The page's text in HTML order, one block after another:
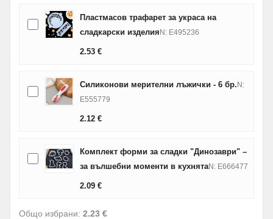
Пластмасов трафарет за украса на
сладкарски изделияN: E495236
2.53 €
Силиконови мерителни лъжички - 6 бр.N:
E555779
2.12 €
Комплект форми за сладки "Динозаври" –
за вълшебни моменти в кухнятаN: E666477
2.09 €
Общо избрани: 2.23 €